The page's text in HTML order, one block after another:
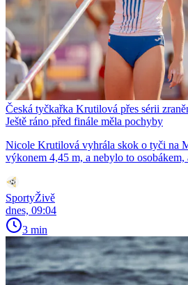
Česká tyčkařka Krutilová přes sérii
Ještě ráno před finále měla pochyby
Nicole Krutilová vyhrála skok o tyči na
výkonem 4,45 m, a nebylo to osobákem,
SportyŽivě
dnes, 09:04
3 min